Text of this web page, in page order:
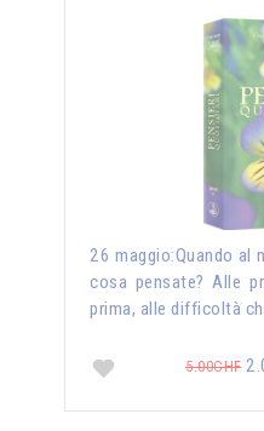
26 maggio:Quando al
cosa pensate? Alle
prima, alle difficoltà
5.00CHF